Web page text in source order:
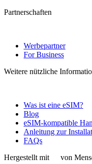
Partnerschaften
Werbepartner
For Business
Weitere nützliche
Was ist eine eSIM?
Blog
eSIM-kompatible
Anleitung zur
FAQs
Hergestellt mit
von